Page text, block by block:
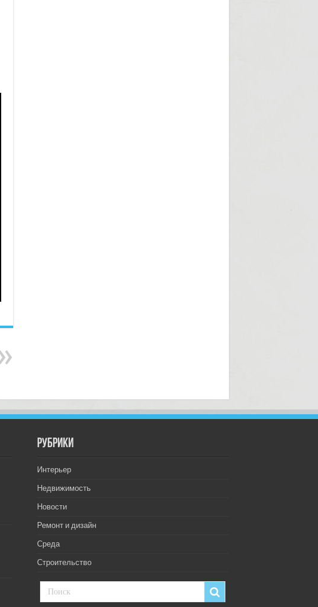
РУбрики
Интерьер
Недвижимость
Новости
Ремонт и дизайн
Среда
Строительство